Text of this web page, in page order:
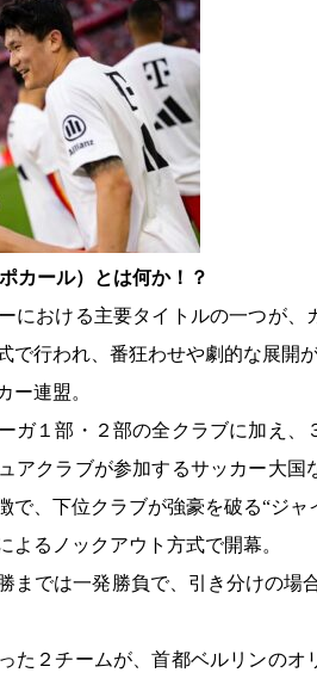
カール）とは何か！？
における主要タイトルの一つが
で行われ、番狂わせや劇的な展開
ー連盟。
ガ１部・２部の全クラブに加え
アクラブが参加するサッカー大
で、下位クラブが強豪を破る“ジャ
よるノックアウト方式で開幕。
までは一発勝負で、引き分けの
た２チームが、首都ベルリンの